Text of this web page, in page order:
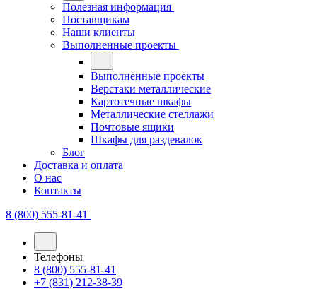
Полезная информация
Поставщикам
Наши клиенты
Выполненные проекты
Выполненные проекты
Верстаки металлические
Картотечные шкафы
Металлические стеллажи
Почтовые ящики
Шкафы для раздевалок
Блог
Доставка и оплата
О нас
Контакты
8 (800) 555-81-41
Телефоны
8 (800) 555-81-41
+7 (831) 212-38-39